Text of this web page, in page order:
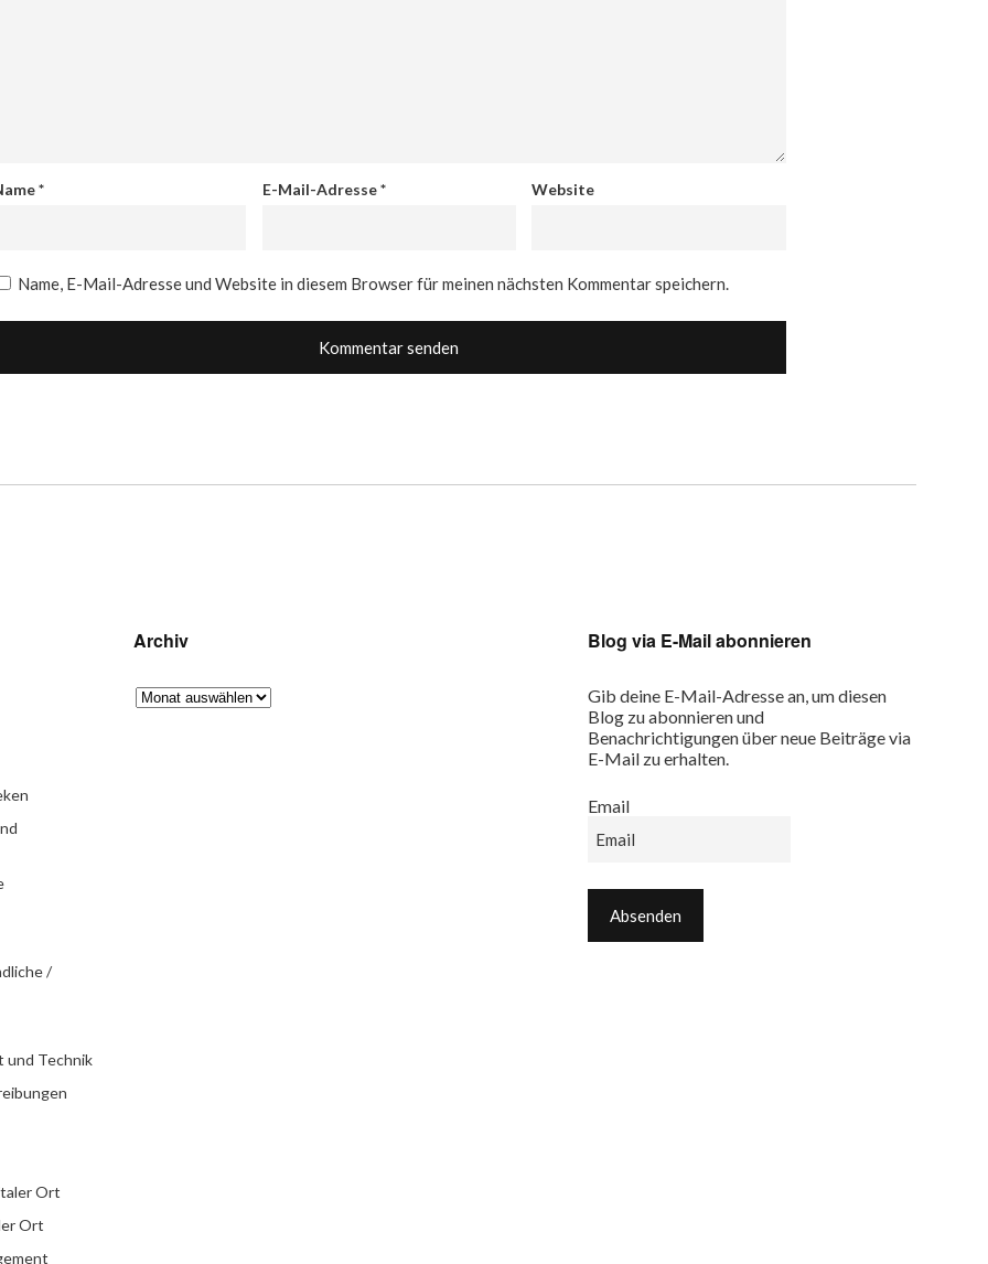
* E-Mail-Adresse* Website
Name, E-Mail-Adresse und Website in diesem Browser für meinen nächsten Kommentar speichern.
/
und Technik
Ort
Ort
Archiv Blog via E-Mail abonnieren
Gib deine E-Mail-Adresse an, um diesen
Blog zu abonnieren und
Benachrichtigungen über neue Beiträge via
E-Mail zu erhalten.
Email